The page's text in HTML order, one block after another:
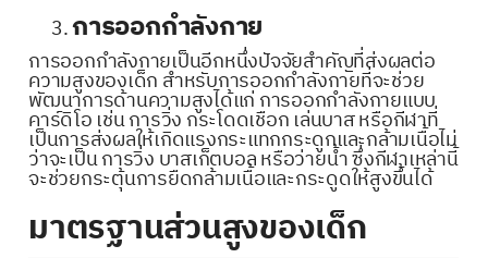
การออกกำลังกาย
การออกกำลังกายเป็นอีกหนึ่งปัจจัยสำคัญที่ส่งผลต่อ
ความสูงของเด็ก สำหรับการออกกำลังกายที่จะช่วย
พัฒนาการด้านความสูงได้แก่ การออกกำลังกายแบบ
คาร์ดิโอ เช่น การวิ่ง กระโดดเชือก เล่นบาส หรือกีฬาที่
เป็นการส่งผลให้เกิดแรงกระแทกกระดูกและกล้ามเนื้อไม่
ว่าจะเป็น การวิ่ง บาสเก็ตบอล หรือว่ายน้ำ ซึ่งกีฬาเหล่านี้
จะช่วยกระตุ้นการยืดกล้ามเนื้อและกระดูดให้สูงขึ้นได้
มาตรฐานส่วนสูงของเด็ก